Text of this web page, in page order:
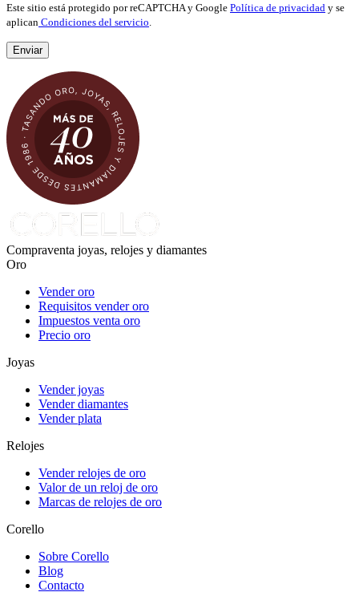
Este sitio está protegido por reCAPTCHA y Google Política de privacidad y se
aplican Condiciones del servicio
Compraventa joyas, relojes y diamantes
Oro
Vender oro
Requisitos vender oro
Impuestos venta oro
Precio oro
Joyas
Vender joyas
Vender diamantes
Vender plata
Relojes
Vender relojes de oro
Valor de un reloj de oro
Marcas de relojes de oro
Corello
Sobre Corello
Blog
Contacto